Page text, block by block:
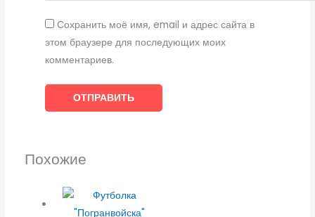
Сохранить моё имя, email и адрес сайта в
этом браузере для последующих моих
комментариев.
Похожие